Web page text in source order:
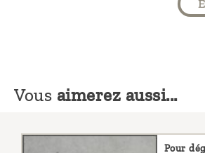
Vous aimerez aussi...
Pour